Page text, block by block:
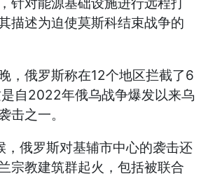
针对能源基础设施进行远程打
描述为迫使莫斯科结束战争的
，俄罗斯称在12个地区拦截了6
自2022年俄乌战争爆发以来乌
击之一。
，俄罗斯对基辅市中心的袭击还
宗教建筑群起火，包括被联合